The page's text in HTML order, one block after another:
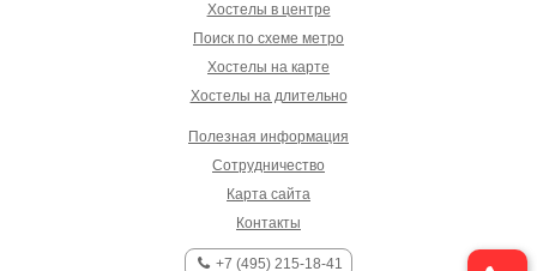
Хостелы в центре
Поиск по схеме метро
Хостелы на карте
Хостелы на длительно
Полезная информация
Сотрудничество
Карта сайта
Контакты
+7 (495) 215-18-41